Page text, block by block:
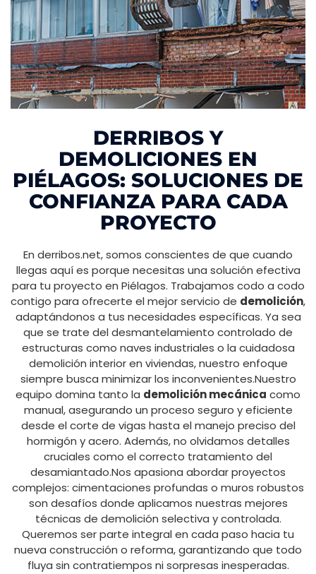
DERRIBOS Y
DEMOLICIONES EN
PIÉLAGOS: SOLUCIONES DE
CONFIANZA PARA CADA
PROYECTO
En derribos.net, somos conscientes de que cuando
llegas aquí es porque necesitas una solución efectiva
para tu proyecto en Piélagos. Trabajamos codo a codo
contigo para ofrecerte el mejor servicio de demolición,
adaptándonos a tus necesidades específicas. Ya sea
que se trate del desmantelamiento controlado de
estructuras como naves industriales o la cuidadosa
demolición interior en viviendas, nuestro enfoque
siempre busca minimizar los inconvenientes.Nuestro
equipo domina tanto la demolición mecánica como
manual, asegurando un proceso seguro y eficiente
desde el corte de vigas hasta el manejo preciso del
hormigón y acero. Además, no olvidamos detalles
cruciales como el correcto tratamiento del
desamiantado.Nos apasiona abordar proyectos
complejos: cimentaciones profundas o muros robustos
son desafíos donde aplicamos nuestras mejores
técnicas de demolición selectiva y controlada.
Queremos ser parte integral en cada paso hacia tu
nueva construcción o reforma, garantizando que todo
fluya sin contratiempos ni sorpresas inesperadas.